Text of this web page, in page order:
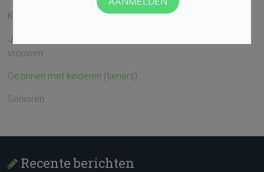
Koppels zonder kinderen en/of zonder kinderwens
Jonge gezinnen met kleine kinderen en/of zwangere
vrouwen
Gezinnen met kinderen (tieners)
Senioren
Recente berichten